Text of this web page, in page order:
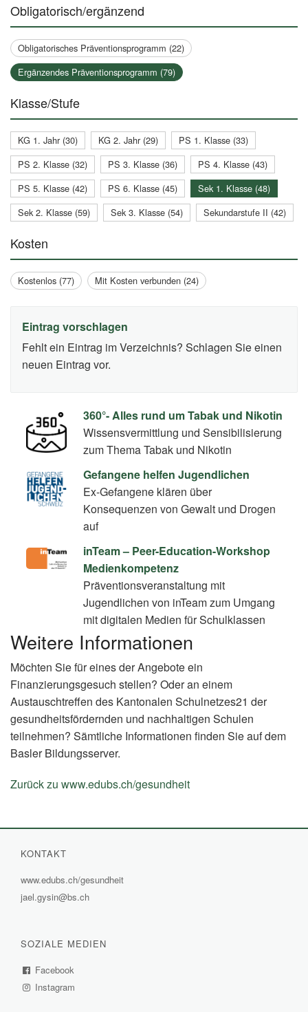
360°- Alles rund um Tabak und Nikotin
Wissensvermittlung und Sensibilisierung
zum Thema Tabak und Nikotin
Gefangene helfen Jugendlichen
Ex-Gefangene klären über
Konsequenzen von Gewalt und Drogen
auf
inTeam – Peer-Education-Workshop
Medienkompetenz
Präventionsveranstaltung mit
Jugendlichen von inTeam zum Umgang
mit digitalen Medien für Schulklassen
Weitere Informationen
Möchten Sie für eines der Angebote ein
Finanzierungsgesuch stellen? Oder an einem
Austauschtreffen des Kantonalen Schulnetzes21 der
gesundheitsfördernden und nachhaltigen Schulen
teilnehmen? Sämtliche Informationen finden Sie auf dem
Basler Bildungsserver.
Zurück zu www.edubs.ch/gesundheit
Obligatorisch/ergänzend
Obligatorisches Präventionsprogramm (22)
Ergänzendes Präventionsprogramm (79)
Klasse/Stufe
KG 1. Jahr (30) KG 2. Jahr (29)
PS 1. Klasse (33)
PS 2. Klasse (32)
PS 3. Klasse (36)
PS 4. Klasse (43)
PS 5. Klasse (42)
PS 6. Klasse (45)
Sek 1. Klasse (48)
Sek 2. Klasse (59)
Sek 3. Klasse (54) Sekundarstufe II (42)
Kosten
Kostenlos (77) Mit Kosten verbunden (24)
Eintrag vorschlagen
Fehlt ein Eintrag im Verzeichnis? Schlagen Sie einen
neuen Eintrag vor.
KONTAKT
www.edubs.ch/gesundheit
jael.gysin@bs.ch
SOZIALE MEDIEN
Facebook
Instagram